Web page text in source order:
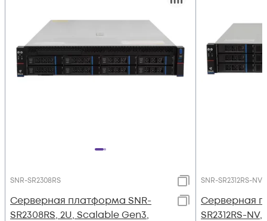
SNR-SR2308RS
Серверная платформа SNR-
SR2308RS, 2U, Scalable Gen3,
SNR-SR2312RS-NV
Серверная
SR2312RS-